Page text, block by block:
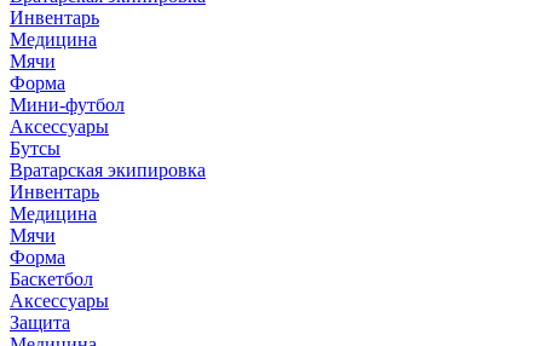
Инвентарь
Медицина
Мячи
Форма
Мини-футбол
Аксессуары
Бутсы
Вратарская экипировка
Инвентарь
Медицина
Мячи
Форма
Баскетбол
Аксессуары
Защита